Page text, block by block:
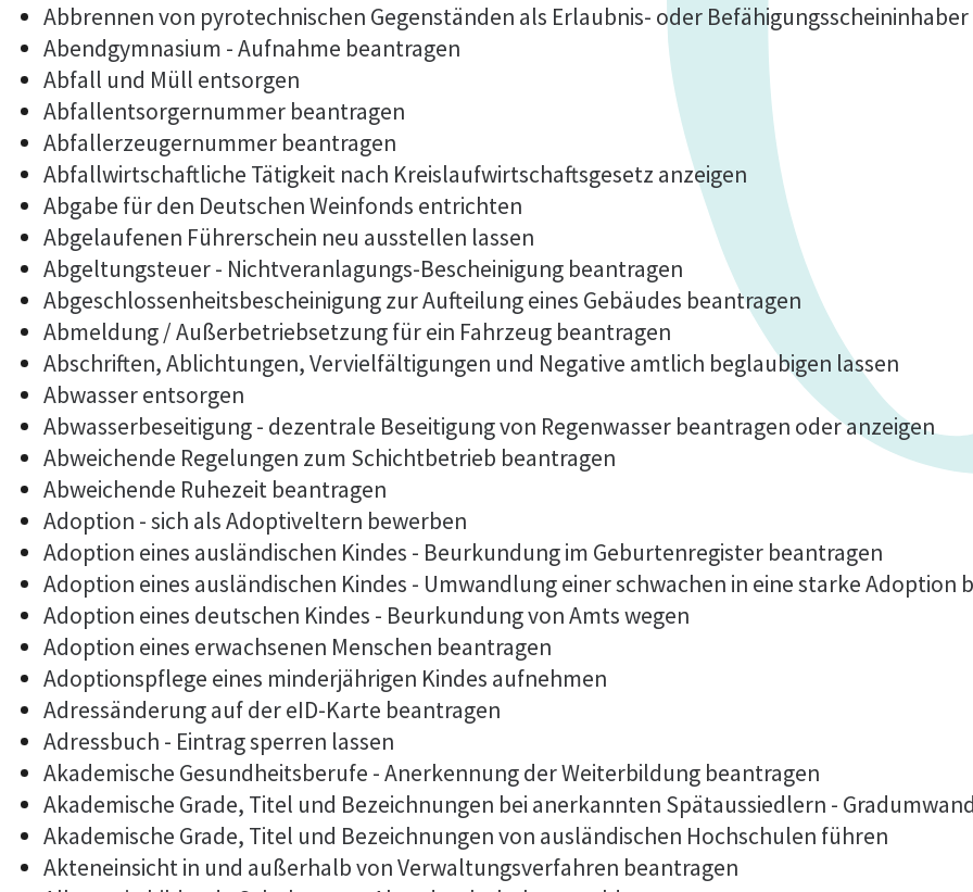
Abbrennen von pyrotechnischen Gegenständen als Erlaubnis- oder Befähigungsscheininhaber
Abendgymnasium - Aufnahme beantragen
Abfall und Müll entsorgen
Abfallentsorgernummer beantragen
Abfallerzeugernummer beantragen
Abfallwirtschaftliche Tätigkeit nach Kreislaufwirtschaftsgesetz anzeigen
Abgabe für den Deutschen Weinfonds entrichten
Abgelaufenen Führerschein neu ausstellen lassen
Abgeltungsteuer - Nichtveranlagungs-Bescheinigung beantragen
Abgeschlossenheitsbescheinigung zur Aufteilung eines Gebäudes beantragen
Abmeldung / Außerbetriebsetzung für ein Fahrzeug beantragen
Abschriften, Ablichtungen, Vervielfältigungen und Negative amtlich beglaubigen lassen
Abwasser entsorgen
Abwasserbeseitigung - dezentrale Beseitigung von Regenwasser beantragen oder anzeigen
Abweichende Regelungen zum Schichtbetrieb beantragen
Abweichende Ruhezeit beantragen
Adoption - sich als Adoptiveltern bewerben
Adoption eines ausländischen Kindes - Beurkundung im Geburtenregister beantragen
Adoption eines ausländischen Kindes - Umwandlung einer schwachen in eine starke Adoption
Adoption eines deutschen Kindes - Beurkundung von Amts wegen
Adoption eines erwachsenen Menschen beantragen
Adoptionspflege eines minderjährigen Kindes aufnehmen
Adressänderung auf der eID-Karte beantragen
Adressbuch - Eintrag sperren lassen
Akademische Gesundheitsberufe - Anerkennung der Weiterbildung beantragen
Akademische Grade, Titel und Bezeichnungen bei anerkannten Spätaussiedlern -
Akademische Grade, Titel und Bezeichnungen von ausländischen Hochschulen führen
Akteneinsicht in und außerhalb von Verwaltungsverfahren beantragen